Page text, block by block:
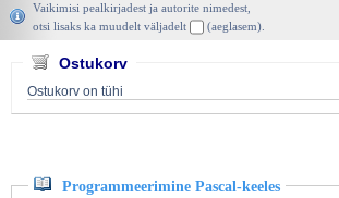
Vaikimisi pealkirjadest ja autorite nimedest,
otsi lisaks ka muudelt väljadelt
(aeglasem).
Ostukorv
Ostukorv on tühi
Programmeerimine Pascal-keeles